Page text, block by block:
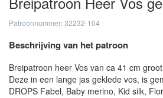
Patroonnummer: 32232-104
Beschrijving van het patroon
Breipatroon heer Vos van ca 41 cm
Deze in een lange jas geklede vos, is
DROPS Fabel, Baby merino, Kid silk,